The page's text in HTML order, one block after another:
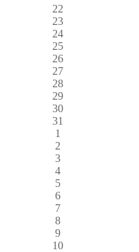
22
23
24
25
26
27
28
29
30
31
1
2
3
4
5
6
7
8
9
10